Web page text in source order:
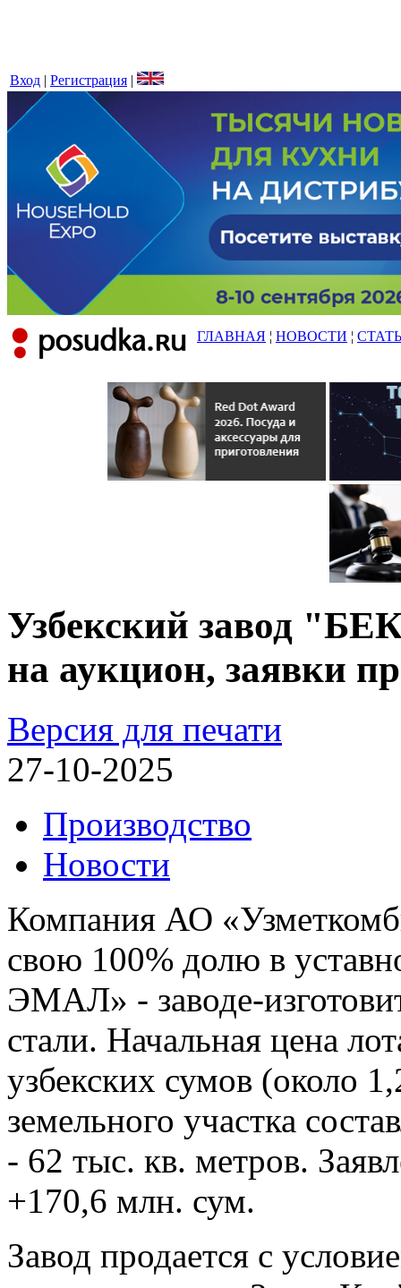
Вход | Регистрация |
ГЛАВНАЯ ¦ НОВОСТИ ¦
Узбекский завод
на аукцион, заявки
Версия для печати
27-10-2025
Производство
Новости
Компания АО
свою 100% долю в
ЭМАЛ» - заводе-
стали. Начальная цена
узбекских сумов (около
земельного участка
- 62 тыс. кв. метров.
+170,6 млн. сум.
Завод продается с